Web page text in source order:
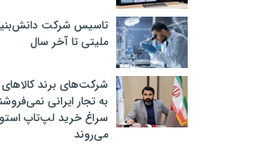
تاسیس شرکت
ملیتی تا آخر سال
شرکت‌های برند
به تجار ایرانی
سراغ خرید لپ‌تاپ
می‌روند